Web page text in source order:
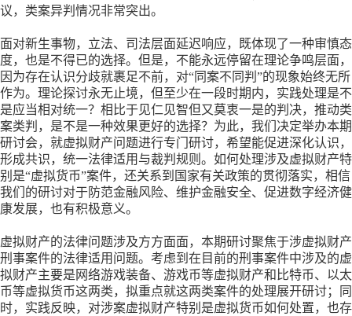
议，类案异判情况非常突出。
面对新生事物，立法、司法层面延迟响应，既体现了一种审慎态
度，也是不得已的选择。但是，不能永远停留在理论争鸣层面，
因为存在认识分歧就裹足不前，对“同案不同判”的现象始终无所
作为。理论探讨永无止境，但至少在一段时期内，实践处理是不
是应当相对统一？相比于见仁见智但又莫衷一是的判决，推动类
案类判，是不是一种效果更好的选择？为此，我们决定举办本期
研讨会，就虚拟财产问题进行专门研讨，希望能促进深化认识，
形成共识，统一法律适用与裁判规则。如何处理涉及虚拟财产特
别是“虚拟货币”案件，还关系到国家有关政策的贯彻落实，相信
我们的研讨对于防范金融风险、维护金融安全、促进数字经济健
康发展，也有积极意义。
虚拟财产的法律问题涉及方方面面，本期研讨聚焦于涉虚拟财产
刑事案件的法律适用问题。考虑到在目前的刑事案件中涉及的虚
拟财产主要是网络游戏装备、游戏币等虚拟财产和比特币、以太
币等虚拟货币这两类，拟重点就这两类案件的处理展开研讨；同
时，实践反映，对涉案虚拟财产特别是虚拟货币如何处置，也存